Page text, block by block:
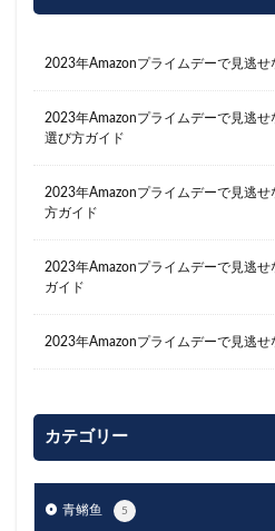
2023年Amazonプライムデーで見逃
2023年Amazonプライムデーで見逃
選び方ガイド
2023年Amazonプライムデーで見逃
方ガイド
2023年Amazonプライムデーで見逃
ガイド
2023年Amazonプライムデーで見逃
カテゴリー
青鳉鱼 5